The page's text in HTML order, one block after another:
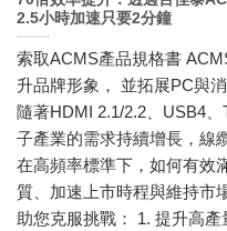
2.5小時加速只要2分鐘
索取ACMS產品規格書
升品牌形象， 並拓展PC與
隨著HDMI 2.1/2.2、USB4
子產業的需求持續增長，線
在高頻率標準下，如何有效
質、加速上市時程與維持市
助您克服挑戰： 1. 提升高